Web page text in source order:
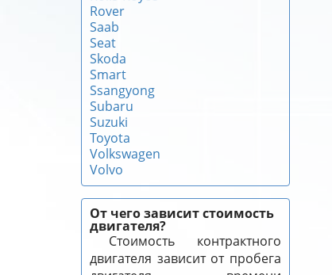
Rover
Saab
Seat
Skoda
Smart
Ssangyong
Subaru
Suzuki
Toyota
Volkswagen
Volvo
От чего зависит стоимость
двигателя?
Стоимость контрактного
двигателя зависит от пробега